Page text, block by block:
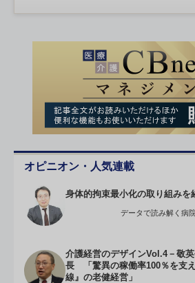
オピニオン・人気連載
身体的拘束最小化の取り組みを
データで読み解く病
介護経営のデザインVol.4－敬
長 「驚異の稼働率100％を支
線』の老健経営」